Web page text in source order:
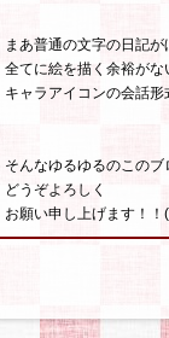
まあ普通の文字の日記
全てに絵を描く余裕がな
キャラアイコンの会話形
そんなゆるゆるのこのブ
どうぞよろしく
お願い申し上げます！！